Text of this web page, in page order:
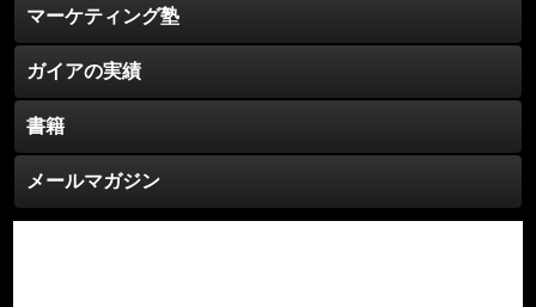
マーケティング塾
ガイアの実績
書籍
メールマガジン